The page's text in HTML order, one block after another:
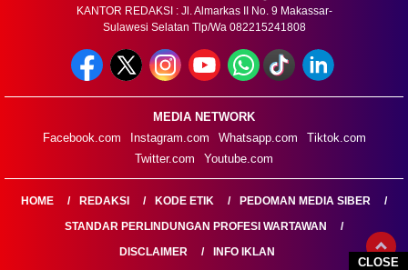
CLOSE
KANTOR REDAKSI : Jl. Almarkas II No. 9 Makassar-
Sulawesi Selatan Tlp/Wa 082215241808
MEDIA NETWORK
Facebook.com
Instagram.com Whatsapp.com
Tiktok.com
Twitter.com
Youtube.com
HOME REDAKSI KODE ETIK
PEDOMAN MEDIA SIBER
STANDAR PERLINDUNGAN PROFESI WARTAWAN
DISCLAIMER
INFO IKLAN